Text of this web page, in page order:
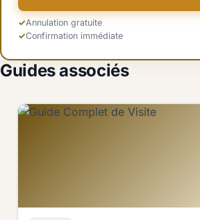
Annulation gratuite
Confirmation immédiate
Guides associés